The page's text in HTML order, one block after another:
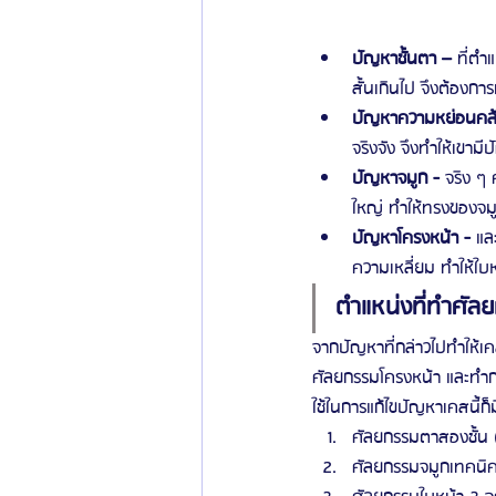
ปัญหาชั้นตา – ที่ตำแ
สั้นเกินไป จึงต้องกา
ปัญหาความหย่อนค
จริงจัง จึงทำให้เขา
ปัญหาจมูก - จริง ๆ
ใหญ่ ทำให้ทรงของ
ปัญหาโครงหน้า - แ
ความเหลี่ยม ทำให้ใ
ตำแหน่งที่ทำศัล
จากปัญหาที่กล่าวไปทำใ
ศัลยกรรมโครงหน้า และท
ใช้ในการแก้ไขปัญหาเคสนี้
ศัลยกรรมตาสองชั้น
ศัลยกรรมจมูกเทคนิ